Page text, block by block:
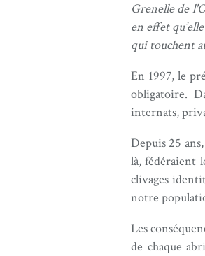
Grenelle de
en effet
qui touchent
En 1997, le
obligatoire.
internats,
Depuis 25
là, fédéraient
clivages
notre
Les
de chaque